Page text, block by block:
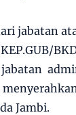
jabatan
Jambi.